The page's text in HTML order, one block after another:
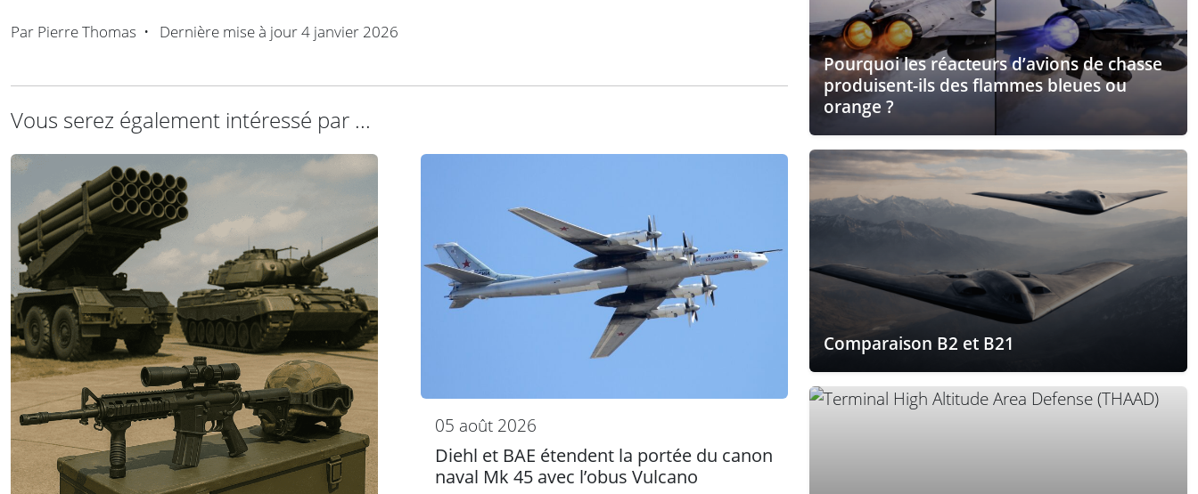
Par Pierre Thomas • Dernière mise à jour4 janvier 2026
Vous serez également intéressé par ...
05 août 2026
Diehl et BAE étendent la portée du canon
naval Mk 45 avec l’obus Vulcano
Pourquoi les réacteurs d’avions de chasse
produisent-ils des flammes bleues ou
orange ?
Comparaison B2 et B21